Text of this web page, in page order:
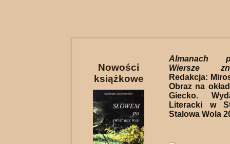
Nowości
książkowe
Almanach
Wiersze
Redakcja:
Obraz na
Giecko.
Literacki w
Stalowa Wola